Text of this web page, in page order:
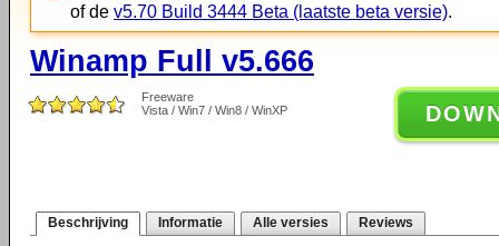
of de v5.70 Build 3444 Beta (laatste beta versie).
Winamp Full v5.666
Freeware
Vista / Win7 / Win8 / WinXP
Beschrijving Informatie Alle versies Reviews